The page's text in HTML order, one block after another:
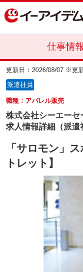
仕事情報
更新日：2026/08/07 ※更
派遣社員
職種：アパレル販売
株式会社シーエー
求人情報詳細（派
「サロモン」
トレット】